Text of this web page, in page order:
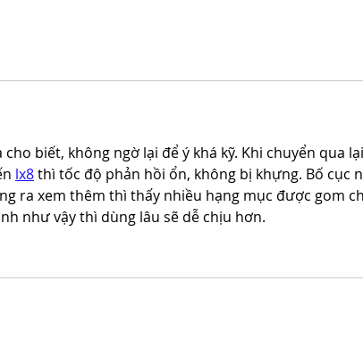
biết, không ngờ lại để ý khá kỹ. Khi chuyển qua
lx8 thì tốc độ phản hồi ổn, không bị khựng. Bố cục
ra xem thêm thì thấy nhiều hạng mục được gom
như vậy thì dùng lâu sẽ dễ chịu hơn.